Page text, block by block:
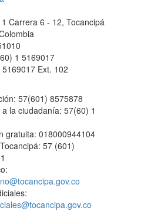
Carrera 6 - 12, Tocancipá
1 5169017
Ext. 102
57(601) 8575878
la ciudadanía: 57(60) 1
gratuita: 018000944104
57 (601)